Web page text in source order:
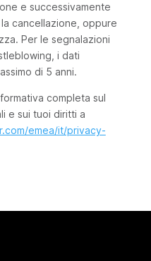
e successivamente
cancellazione, oppure
Per le segnalazioni
i dati
di 5 anni.
completa sul
e sui tuoi diritti a
emea/it/privacy-